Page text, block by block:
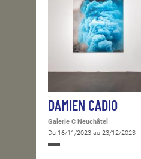
DAMIEN CADIO
Galerie C Neuchâtel
Du 16/11/2023 au 23/12/2023